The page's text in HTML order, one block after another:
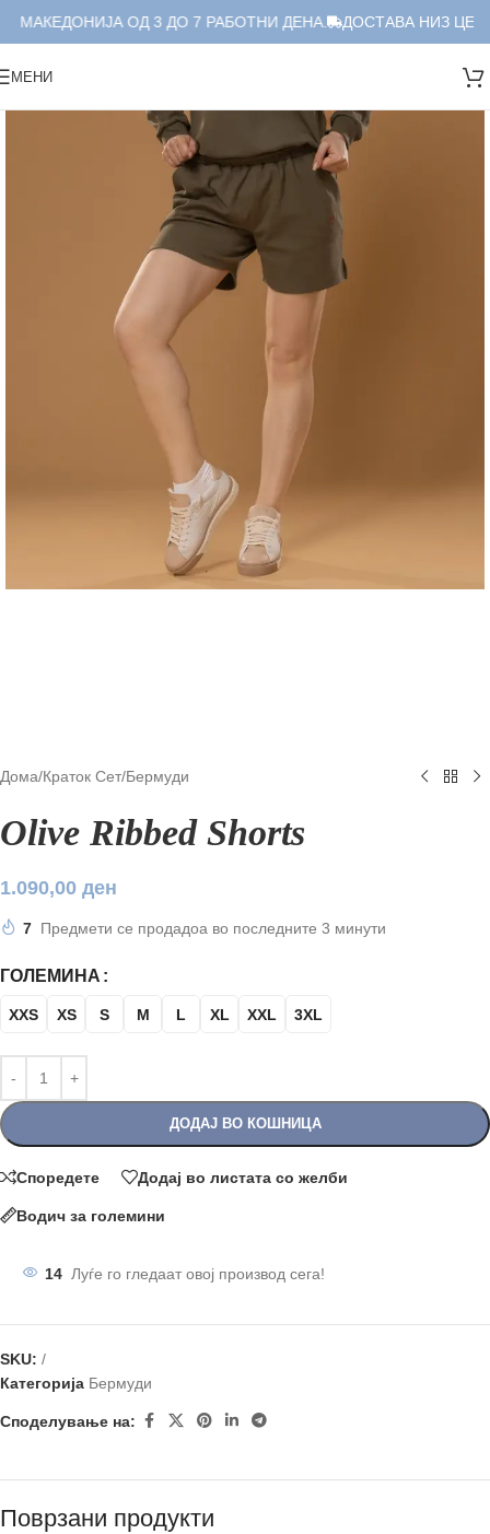
МАКЕДОНИЈА ОД 3 ДО 7 РАБОТНИ ДЕНА. ДОСТАВА НИЗ
МЕНИ
Дома/Краток Сет/Бермуди
Olive Ribbed Shorts
1.090,00 ден
7 Предмети се продадоа во последните 3 минути
ГОЛЕМИНА
XXS XS S M L XL XXL 3XL
ДОДАЈ ВО КОШНИЦА
Споредете Додај во листата со желби
Водич за големини
14 Луѓе го гледаат овој производ сега!
SKU: /
Категорија Бермуди
Споделување на:
Поврзани продукти